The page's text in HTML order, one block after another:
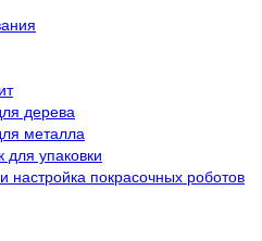
дерева
металла
для упаковки
настройка покрасочных роботов